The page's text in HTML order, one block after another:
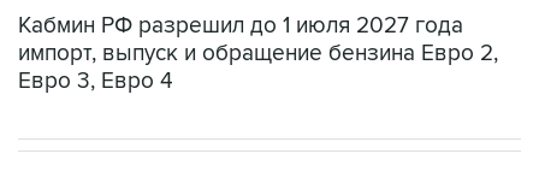
Кабмин РФ разрешил до 1 июля 2027 года
импорт, выпуск и обращение бензина Евро 2,
Евро 3, Евро 4